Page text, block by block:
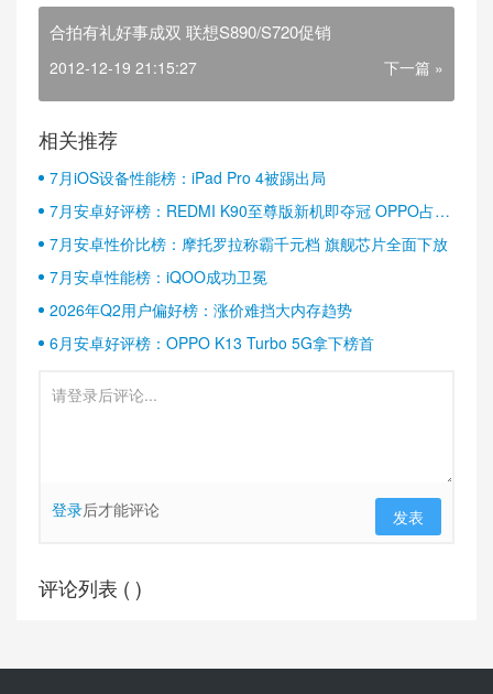
合拍有礼好事成双 联想S890/S720促销
2012-12-19 21:15:27 下一篇 »
相关推荐
7月iOS设备性能榜：iPad Pro 4被踢出局
7月安卓好评榜：REDMI K90至尊版新机即夺冠 OPPO占据
半壁江山
7月安卓性价比榜：摩托罗拉称霸千元档 旗舰芯片全面下放
7月安卓性能榜：iQOO成功卫冕
2026年Q2用户偏好榜：涨价难挡大内存趋势
6月安卓好评榜：OPPO K13 Turbo 5G拿下榜首
登录后才能评论 发表
评论列表 ( )